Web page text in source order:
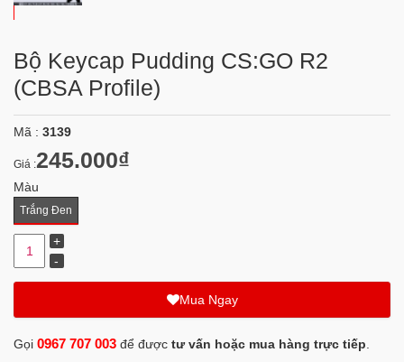
Bộ Keycap Pudding CS:GO R2
(CBSA Profile)
Mã : 3139
Giá :245.000₫
Màu
Trắng Đen
Mua Ngay
Gọi 0967 707 003 để được tư vấn hoặc mua hàng trực tiếp